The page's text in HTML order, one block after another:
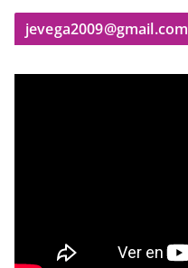
jevega2009@gmail.com